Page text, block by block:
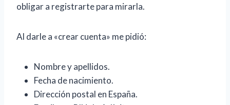
obligar a registrarte para mirarla.
Al darle a «crear cuenta» me pidió:
Nombre y apellidos.
Fecha de nacimiento.
Dirección postal en España.